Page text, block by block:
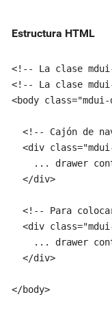
Estructura HTML
<!-- La clase
<!-- La clase
<body
<!-- Cajón de
<div
... drawer
  </div>
<!-- Para
<div
... drawer
  </div>
</body>